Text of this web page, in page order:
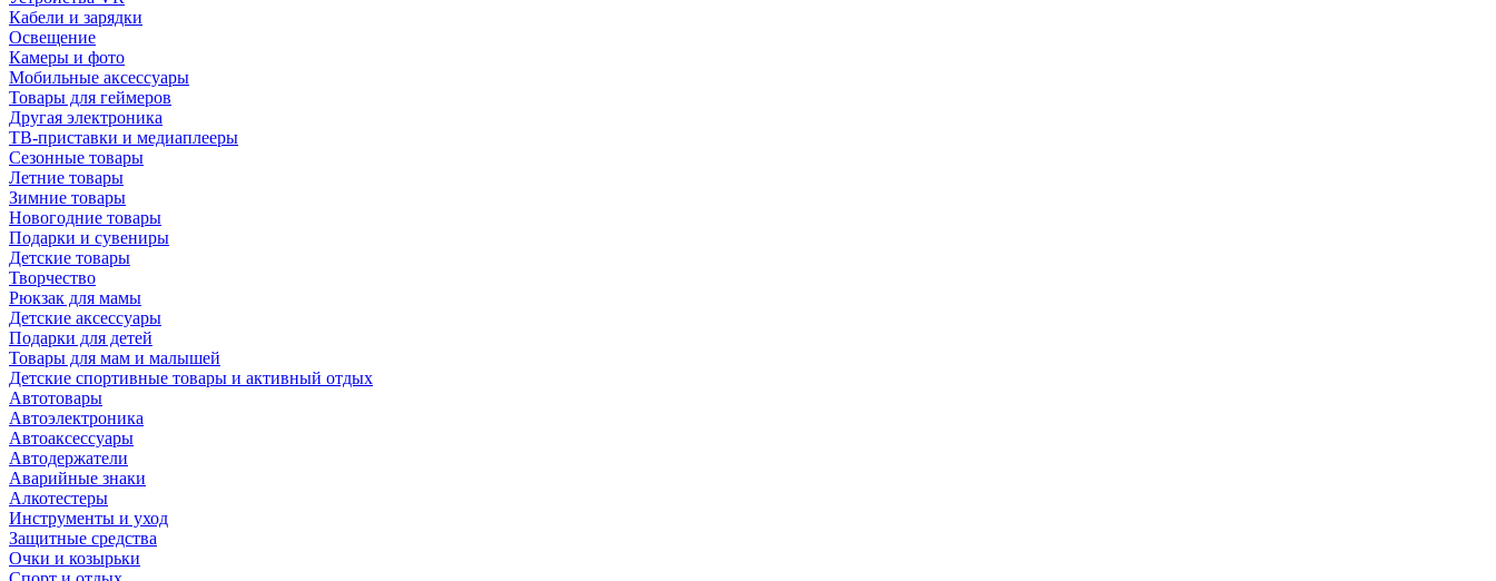
Кабели и зарядки
Освещение
Камеры и фото
Мобильные аксессуары
Товары для геймеров
Другая электроника
ТВ-приставки и медиаплееры
Сезонные товары
Летние товары
Зимние товары
Новогодние товары
Подарки и сувениры
Детские товары
Творчество
Рюкзак для мамы
Детские аксессуары
Подарки для детей
Товары для мам и малышей
Детские спортивные товары и активный отдых
Автотовары
Автоэлектроника
Автоаксессуары
Автодержатели
Аварийные знаки
Алкотестеры
Инструменты и уход
Защитные средства
Очки и козырьки